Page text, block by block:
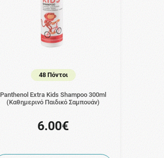
48 Πόντοι
Panthenol Extra Kids Shampoo 300ml
(Καθημερινό Παιδικό Σαμπουάν)
6.00€